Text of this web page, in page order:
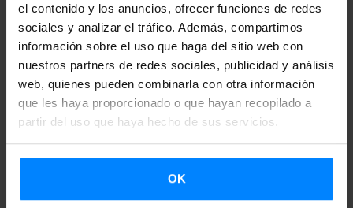
el contenido y los anuncios, ofrecer funciones de redes
sociales y analizar el tráfico. Además, compartimos
información sobre el uso que haga del sitio web con
nuestros partners de redes sociales, publicidad y análisis
web, quienes pueden combinarla con otra información
que les haya proporcionado o que hayan recopilado a
partir del uso que haya hecho de sus servicios.
OK
Unidos y Canadá, primer proyecto de laCátedra Jon
Bilbao(Instituto Vasco Etxepare-Universidad de Nevada-
que ha sido promovido por el
Instituto Vasco
Etxepare,laSecretaria General de Acción Exterior del
Gobierno Vasco,la asociaciónNorth American Basque
Organizations (NABO)y laUniversidad de Deusto.
Pedro J. Oiarzabal
ya a desarrollar su tarea de investigación in situ.